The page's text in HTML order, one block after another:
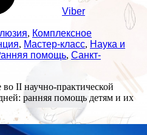
Viber
, Комплексное
, Мастер-класс, Наука и
помощь, Санкт-
во II научно-практической
ранняя помощь детям и их